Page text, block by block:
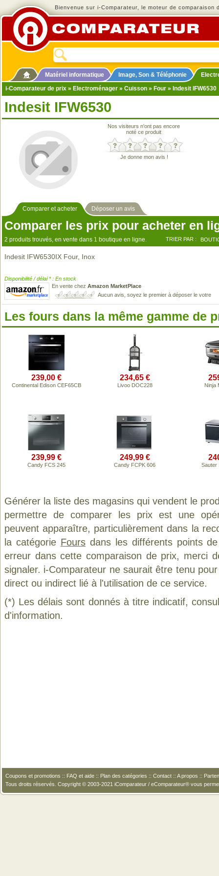
Bienvenue sur i-Comparateur, le moteur de comparaison
Matériel informatique Image, Son & Téléphonie
i-Comparateur de prix » Electroménager » Cuisson » Four » Indesit IFW6530
Indesit IFW6530
Nos visiteurs n'ont pas encore
noté ce produit
Je donne mon avis !
Comparer et acheter Déposer un avis
Comparer les prix pour acheter en
2 produits trouvés, en vente dans 1 boutique en ligne. TRIER PAR :
Indesit IFW6530IX Four, Inox
Disponibilité / délai * : En stock
En vente chez Amazon MarketPlace
Aucun avis, soyez le premier à déposer le votre
Les fours dans la même gamme de
239,00 €
Continental Edison CEF65CB
234,65 €
Livoo DOC228 Ninja
239,99 €
Candy FCS 245
249,99 €
Candy FCPK 606 Sauter
Générer la liste des magasins qui vendent le
permettre de comparer les prix est une
peuvent apparaître, particulièrement dans la
la catégorie Foursdans les différents points
erreur dans cette comparaison de prix, merci
signaler. i-Comparateur ne saurait être tenu
direct ou indirect lié à l'utilisation de ce service.
(*) Les délais sont donnés à titre indicatif,
d'information.
Coupons et promotions :: FAQ et aide :: Plan des catégories :: Contact :: A propos ::
Tous droits réservés. Copyright © 2003-2021 iComparateur / eComparateur® vous